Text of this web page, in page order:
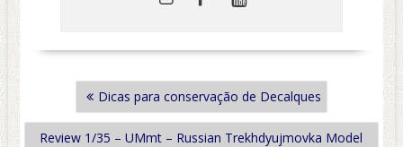
NAVEGAÇÃO
POST
Dicas para conservação de Decalques
Review 1/35 – UMmt – Russian Trekhdyujmovka Model